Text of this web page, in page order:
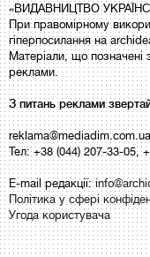
«ВИДАВНИЦТВО
При правомірному
гіперпосилання на
Матеріали, що позначені
реклами.
З питань реклами
reklama@mediadim.com.ua
Тел: +38 (044) 207-33-05,
E-mail редакції:
Політика у сфері
Угода користувача